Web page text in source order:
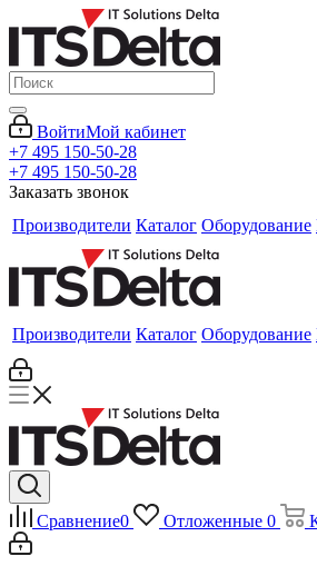
ВойтиМой кабинет
+7 495 150-50-28
+7 495 150-50-28
Заказать звонок
Производители Каталог Оборудование
Производители Каталог Оборудование
Сравнение0 Отложенные 0